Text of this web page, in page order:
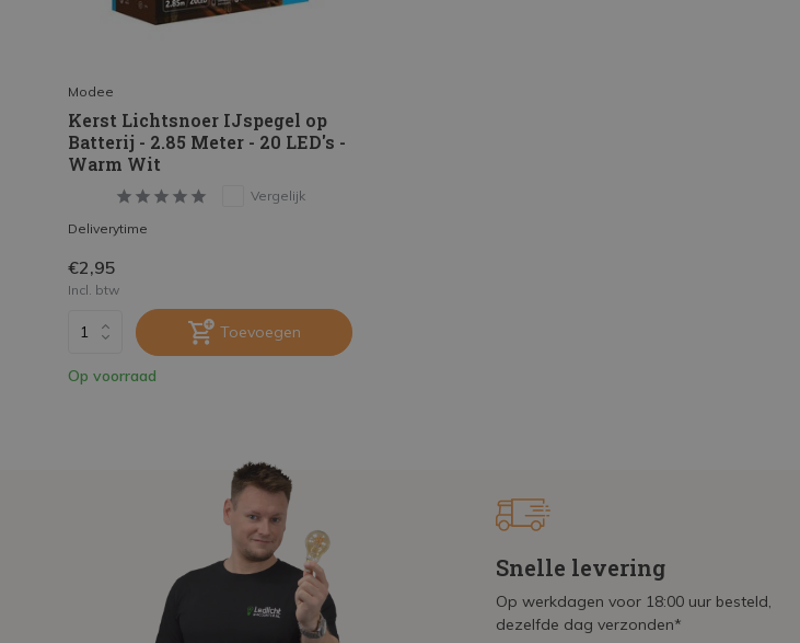
Modee
Kerst Lichtsnoer IJspegel op
Batterij - 2.85 Meter - 20 LED's -
Warm Wit
Vergelijk
Deliverytime
€2,95
Incl. btw
Toevoegen
Op voorraad
Snelle levering
Op werkdagen voor 18:00 uur besteld,
dezelfde dag verzonden*